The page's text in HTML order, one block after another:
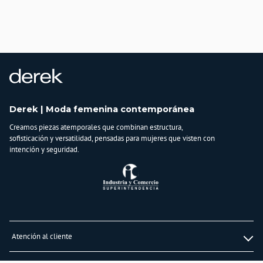
Derek | Moda femenina contemporánea
Creamos piezas atemporales que combinan estructura,
sofisticación y versatilidad, pensadas para mujeres que visten con
intención y seguridad.
Atención al cliente